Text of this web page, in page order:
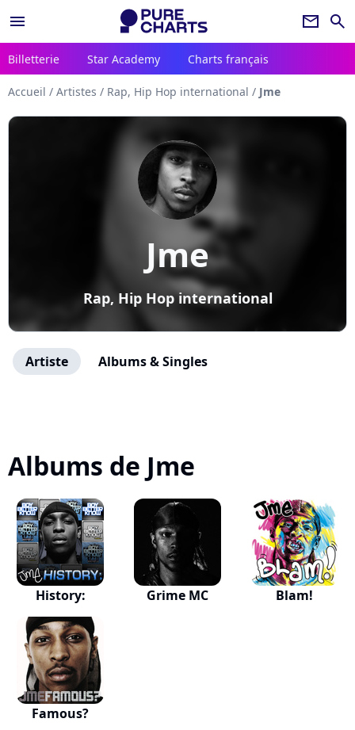
menu newsletter search
Billetterie Star Academy Charts français
Accueil / Artistes / Rap, Hip Hop international / Jme
Jme
Rap, Hip Hop international
Artiste Albums & Singles
Albums de Jme
History: Grime MC Blam!
Famous?